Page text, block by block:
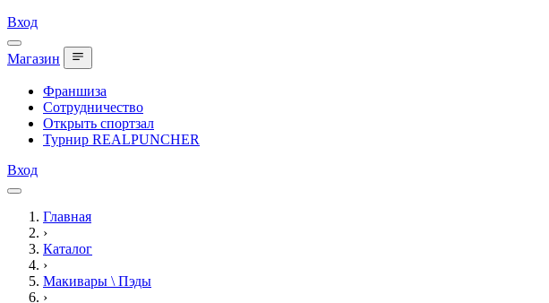
Вход
Магазин
Франшиза
Сотрудничество
Открыть спортзал
Турнир REALPUNCHER
Вход
Главная
›
Каталог
›
Макивары \ Пэды
›